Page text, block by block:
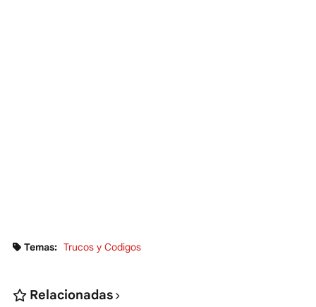
Temas: Trucos y Codigos
Relacionadas